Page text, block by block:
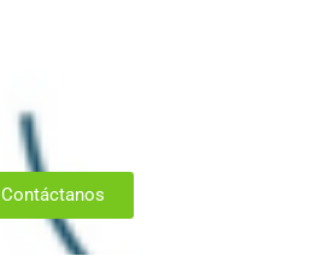
Contáctanos